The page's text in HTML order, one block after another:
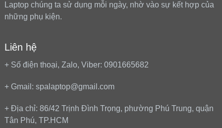
Laptop chúng ta sử dụng mỗi ngày, nhờ vào sự kết hợp của
những phụ kiện.
Liên hệ
+ Số điện thoại, Zalo, Viber: 0901665682
+ Gmail: spalaptop@gmail.com
+ Địa chỉ: 86/42 Trịnh Đình Trọng, phường Phú Trung, quận
Tân Phú, TP.HCM